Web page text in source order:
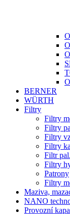
BERNER
WÜRTH
Filtry
Filtry
Filtry
Filtry
Filtry
Filtr
Filtry
Patrony
Filtry
Maziva,
NANO
Provozní